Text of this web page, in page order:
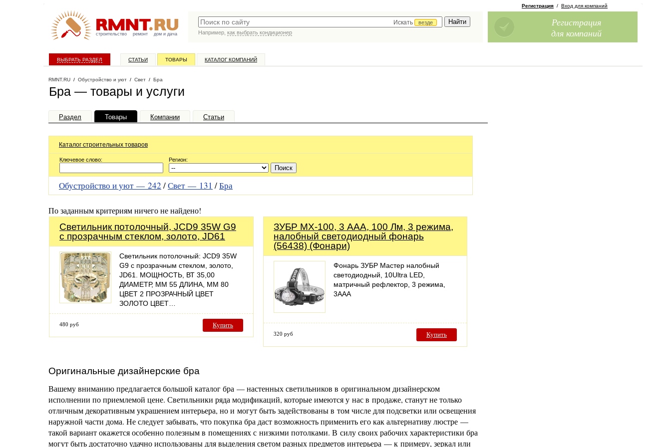
строительство ремонт дом и дача
Искать
везде
Например, как выбрать кондиционер
Регистрация / Вход для компаний
Регистрация
для компаний
ВЫБРАТЬ РАЗДЕЛ СТАТЬИ ТОВАРЫ КАТАЛОГ КОМПАНИЙ
RMNT.RU / Обустройство и уют / Свет / Бра
Бра — товары и услуги
Раздел Товары Компании Статьи
Каталог строительных товаров
Ключевое слово: Регион:
Обустройство и уют — 242 /Свет — 131 /Бра
По заданным критериям ничего не найдено!
Светильник потолочный, JCD9 35W G9
с прозрачным стеклом, золото, JD61
Светильник потолочный: JCD9 35W
G9 с прозрачным стеклом, золото,
JD61. МОЩНОСТЬ, ВТ 35,00
ДИАМЕТР, ММ 55 ДЛИНА, ММ 80
ЦВЕТ 2 ПРОЗРАЧНЫЙ ЦВЕТ
ЗОЛОТО ЦВЕТ…
480 руб Купить
ЗУБР МХ-100, 3 AAA, 100 Лм, 3 режима,
налобный светодиодный фонарь
(56438) (Фонари)
Фонарь ЗУБР Мастер налобный
светодиодный, 10Ultra LED,
матричный рефлектор, 3 режима,
3ААА
320 руб Купить
Оригинальные дизайнерские бра
Вашему вниманию предлагается большой каталог бра — настенных светильников в оригинальном дизайнерском
исполнении по приемлемой цене. Светильники ряда модификаций, которые имеются у нас в продаже, станут не только
отличным декоративным украшением интерьера, но и могут быть задействованы в том числе для подсветки или освещения
наружной части дома. Не следует забывать, что покупка бра даст возможность применить его как альтернативу люстре —
такой вариант окажется особенно полезным в помещениях с низкими потолками. В силу своих рабочих характеристики бра
могут быть достаточно удачно использованы для выделения светом разных предметов интерьера — к примеру, зеркал или